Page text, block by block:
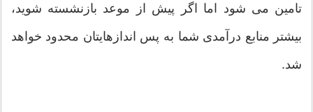
تامین می شود اما اگر پیش از موعد بازنشسته شوید،
بیشتر منابع درآمدی شما به پس اندازهایتان محدود خواهد
شد.